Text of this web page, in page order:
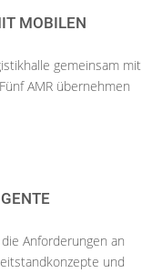
MOBILEN
gemeinsam mit
AMR übernehmen
Anforderungen an
und